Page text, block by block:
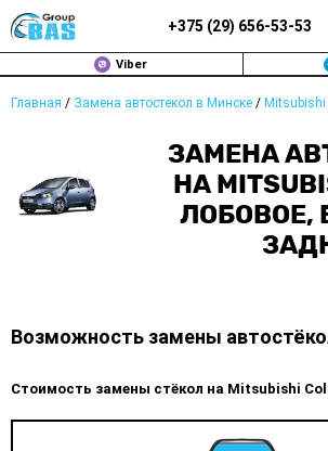
+375 (29) 656-53-53
Viber
Главная / Замена автостекол в Минске / Mitsubishi
ЗАМЕНА
НА
ЛОБОВОЕ,
Возможность замены
Стоимость замены стёкол на Mitsubishi
ЗАМЕНА АВТОСТЕКОЛ В МИНСКЕ
ПРОДАЖА АВТОСТЁКОЛ
РЕМОНТ
ПОЛИТИКА КОНФИДЕНЦИАЛЬНОСТИ